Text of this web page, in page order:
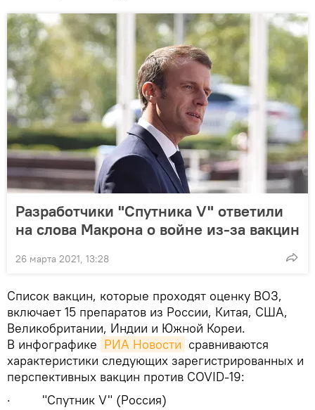
Разработчики "Спутника V" ответили
на слова Макрона о войне из-за вакцин
26 марта 2021, 13:28
Список вакцин, которые проходят оценку ВОЗ,
включает 15 препаратов из России, Китая, США,
Великобритании, Индии и Южной Кореи.
В инфографике РИА Новости сравниваются
характеристики следующих зарегистрированных и
перспективных вакцин против COVID-19:
· "Спутник V" (Россия)